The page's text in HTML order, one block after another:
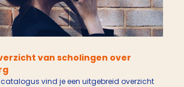
van scholingen over
vind je een uitgebreid overzicht